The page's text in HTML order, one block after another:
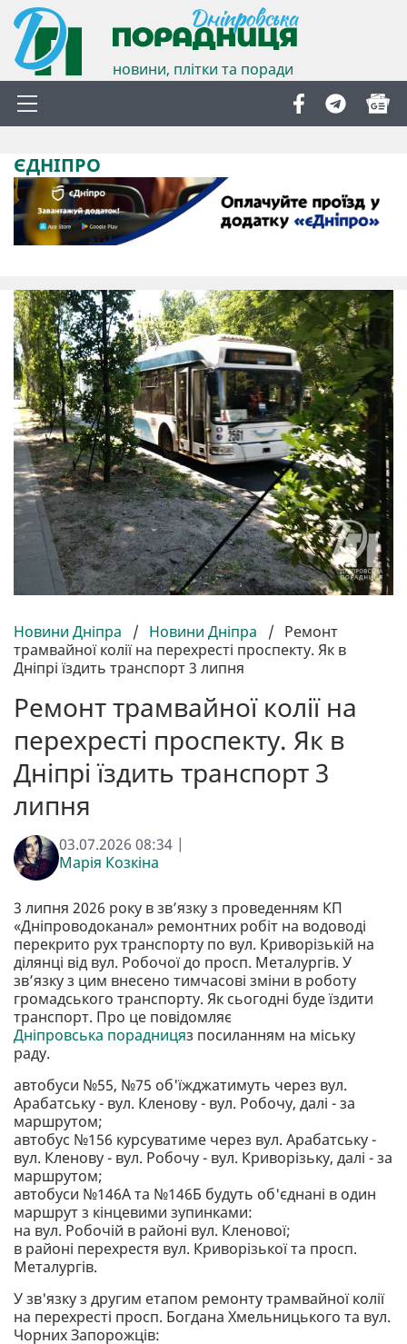
новини, плітки та поради
ЄДНІПРО
Новини Дніпра / Новини Дніпра / Ремонт
трамвайної колії на перехресті проспекту. Як в
Дніпрі їздить транспорт 3 липня
Ремонт трамвайної колії на
перехресті проспекту. Як в
Дніпрі їздить транспорт 3
липня
03.07.2026 08:34 |
Марія Козкіна
3 липня 2026 року в зв’язку з проведенням КП
«Дніпроводоканал» ремонтних робіт на водоводі
перекрито рух транспорту по вул. Криворізькій на
ділянці від вул. Робочої до просп. Металургів. У
зв’язку з цим внесено тимчасові зміни в роботу
громадського транспорту. Як сьогодні буде їздити
транспорт. Про це повідомляє
Дніпровська порадницяз посиланням на міську
раду.
автобуси №55, №75 об'їжджатимуть через вул.
Арабатську - вул. Кленову - вул. Робочу, далі - за
маршрутом;
автобус №156 курсуватиме через вул. Арабатську -
вул. Кленову - вул. Робочу - вул. Криворізьку, далі - за
маршрутом;
автобуси №146А та №146Б будуть об'єднані в один
маршрут з кінцевими зупинками:
на вул. Робочій в районі вул. Кленової;
в районі перехрестя вул. Криворізької та просп.
Металургів.
У зв'язку з другим етапом ремонту трамвайної колії
на перехресті просп. Богдана Хмельницького та вул.
Чорних Запорожців: